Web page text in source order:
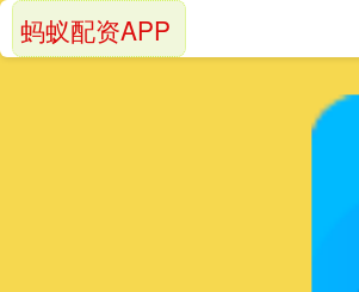
蚂蚁配资APP